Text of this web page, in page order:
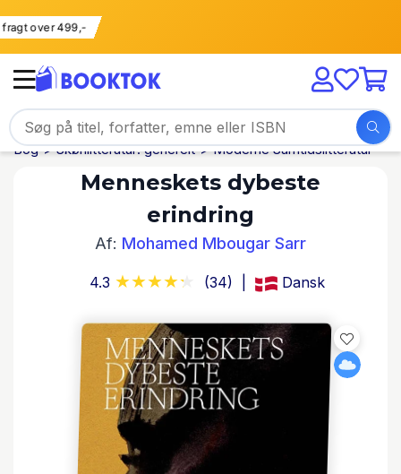
fragt over 499,-
Bog Skønlitteratur: generelt Moderne Samtidslitteratur
Menneskets dybeste
erindring
Af: Mohamed Mbougar Sarr
4.3 (34) Dansk